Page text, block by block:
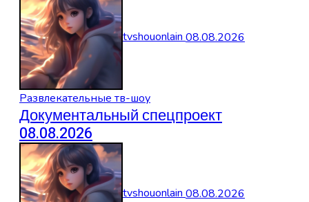
tvshouonlain08.08.2026
Развлекательные тв-шоу
Документальный спецпроект
08.08.2026
tvshouonlain08.08.2026